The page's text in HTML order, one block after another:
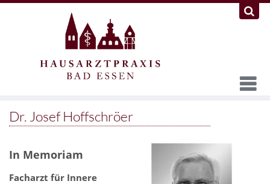
Dr. Josef Hoffschröer
In Memoriam
Facharzt für Innere